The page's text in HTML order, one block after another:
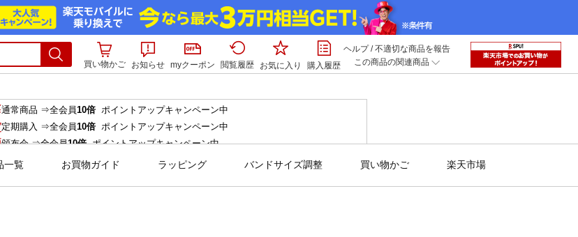
買い物かご
お知らせ myクーポン 閲覧履歴 お気に入り 購入履歴
ヘルプ/不適切な商品を報告
この商品の関連商品
通常商品 ⇒全会員10倍ポイントアップキャンペーン中
定期購入 ⇒全会員10倍ポイントアップキャンペーン中
頒布会 ⇒全会員10倍ポイントアップキャンペーン中
の商品は商品毎に倍率が異なります。